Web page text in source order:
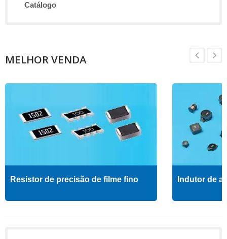
Catálogo
MELHOR VENDA
Resistor de precisão de filme fino Indutor de